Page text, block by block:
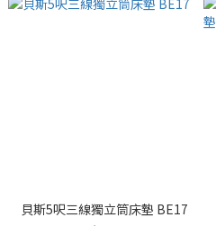
貝斯5呎三線獨立筒床墊 BE17